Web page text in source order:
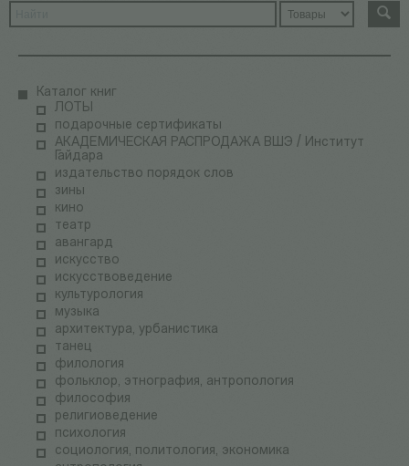
Каталог книг
ЛОТЫ
подарочные сертификаты
АКАДЕМИЧЕСКАЯ РАСПРОДАЖА ВШЭ / Институт
Гайдара
издательство порядок слов
зины
кино
театр
авангард
искусство
искусствоведение
культурология
музыка
архитектура, урбанистика
танец
филология
фольклор, этнография, антропология
философия
религиоведение
психология
социология, политология, экономика